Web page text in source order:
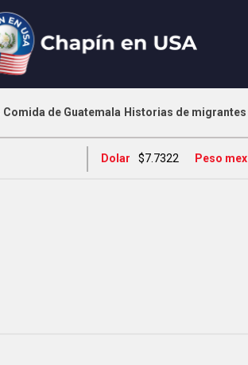
Comida de Guatemala Historias de migrantes
Dolar $7.7322 Peso mex